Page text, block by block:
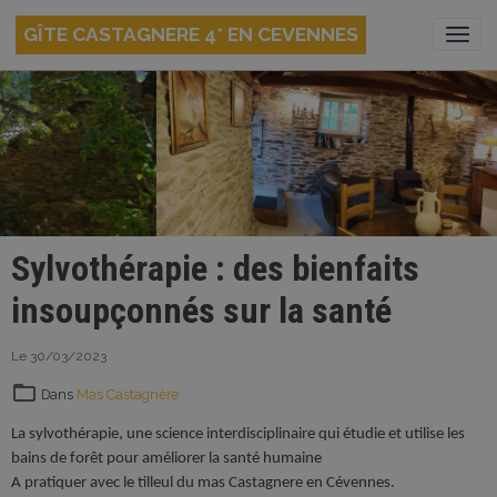
GÎTE CASTAGNERE 4* EN CEVENNES
Sylvothérapie : des bienfaits
insoupçonnés sur la santé
Le 30/03/2023
Dans Mas Castagnère
La sylvothérapie, une science interdisciplinaire qui étudie et utilise les
bains de forêt pour améliorer la santé humaine
A pratiquer avec le tilleul du mas Castagnere en Cévennes.